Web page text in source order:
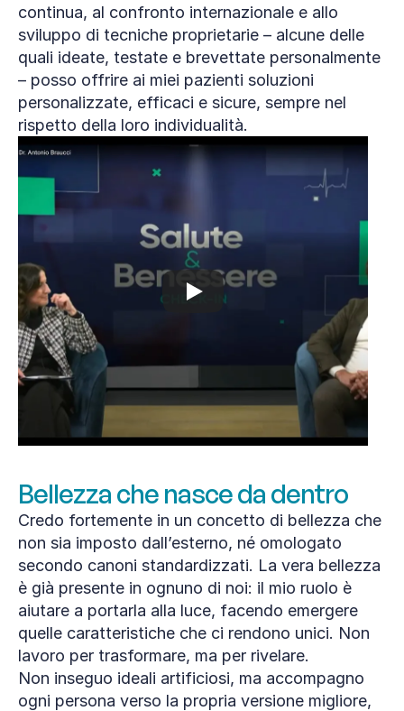
continua, al confronto internazionale e allo
sviluppo di tecniche proprietarie – alcune delle
quali ideate, testate e brevettate personalmente
– posso offrire ai miei pazienti soluzioni
personalizzate, efficaci e sicure, sempre nel
rispetto della loro individualità.
Bellezza che nasce da dentro
Credo fortemente in un concetto di bellezza che
non sia imposto dall’esterno, né omologato
secondo canoni standardizzati. La vera bellezza
è già presente in ognuno di noi: il mio ruolo è
aiutare a portarla alla luce, facendo emergere
quelle caratteristiche che ci rendono unici. Non
lavoro per trasformare, ma per rivelare.
Non inseguo ideali artificiosi, ma accompagno
ogni persona verso la propria versione migliore,